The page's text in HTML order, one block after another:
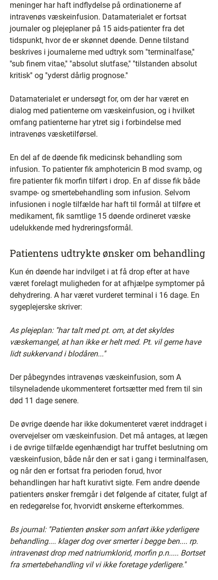
meninger har haft indflydelse på ordinationerne af
intravenøs væskeinfusion. Datamaterialet er fortsat
journaler og plejeplaner på 15 aids-patienter fra det
tidspunkt, hvor de er skønnet døende. Denne tilstand
beskrives i journalerne med udtryk som ''terminalfase,''
''sub finem vitae,'' ''absolut slutfase,'' ''tilstanden absolut
kritisk'' og ''yderst dårlig prognose.''
Datamaterialet er undersøgt for, om der har været en
dialog med patienterne om væskeinfusion, og i hvilket
omfang patienterne har ytret sig i forbindelse med
intravenøs væsketilførsel.
En del af de døende fik medicinsk behandling som
infusion. To patienter fik amphotericin B mod svamp, og
fire patienter fik morfin tilført i drop. En af disse fik både
svampe- og smertebehandling som infusion. Selvom
infusionen i nogle tilfælde har haft til formål at tilføre et
medikament, fik samtlige 15 døende ordineret væske
udelukkende med hydreringsformål.
Patientens udtrykte ønsker om behandling
Kun én døende har indvilget i at få drop efter at have
været forelagt muligheden for at afhjælpe symptomer på
dehydrering. A har været vurderet terminal i 16 dage. En
sygeplejerske skriver:
As plejeplan: ''har talt med pt. om, at det skyldes
væskemangel, at han ikke er helt med. Pt. vil gerne have
lidt sukkervand i blodåren...''
Der påbegyndes intravenøs væskeinfusion, som A
tilsyneladende ukommenteret fortsætter med frem til sin
død 11 dage senere.
De øvrige døende har ikke dokumenteret været inddraget i
overvejelser om væskeinfusion. Det må antages, at lægen
i de øvrige tilfælde egenhændigt har truffet beslutning om
væskeinfusion, både når den er sat i gang i terminalfasen,
og når den er fortsat fra perioden forud, hvor
behandlingen har haft kurativt sigte. Fem andre døende
patienters ønsker fremgår i det følgende af citater, fulgt af
en redegørelse for, hvorvidt ønskerne efterkommes.
Bs journal: ''Patienten ønsker som anført ikke yderligere
behandling.... klager dog over smerter i begge ben.... rp.
intravenøst drop med natriumklorid, morfin p.n..... Bortset
fra smertebehandling vil vi ikke foretage yderligere.''